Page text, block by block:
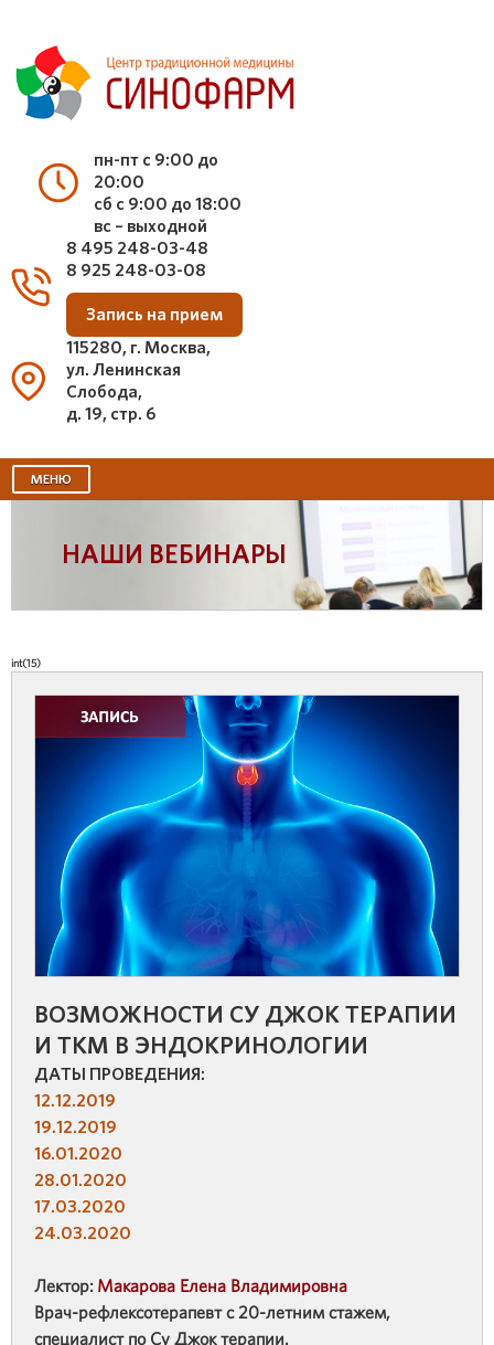
пн-пт с 9:00 до
20:00
сб с 9:00 до 18:00
вс – выходной
8 495 248-03-48
8 925 248-03-08
Запись на прием
115280, г. Москва,
ул. Ленинская
Слобода,
д. 19, стр. 6
МЕНЮ
НАШИ ВЕБИНАРЫ
int(15)
ВОЗМОЖНОСТИ СУ ДЖОК ТЕРАПИИ
И ТКМ В ЭНДОКРИНОЛОГИИ
ДАТЫ ПРОВЕДЕНИЯ:
12.12.2019
19.12.2019
16.01.2020
28.01.2020
17.03.2020
24.03.2020
Лектор: Макарова Елена Владимировна
Врач-рефлексотерапевт с 20-летним стажем,
специалист по Су Джок терапии.